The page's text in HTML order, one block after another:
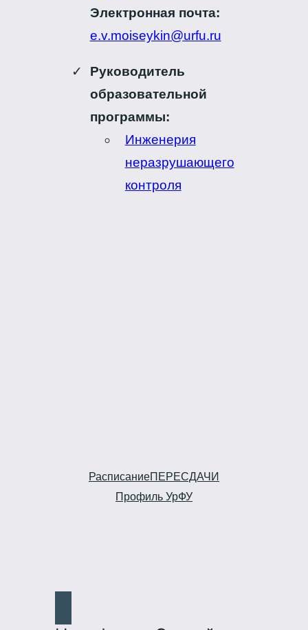
Электронная почта:
e.v.moiseykin@urfu.ru
Руководитель
образовательной
программы:
Инженерия
неразрушающего
контроля
РасписаниеПЕРЕСДАЧИ
Профиль УрФУ